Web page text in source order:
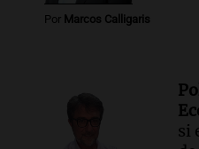
Por Marcos Calligaris
si